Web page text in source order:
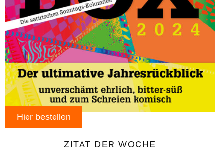
Hier bestellen
ZITAT DER WOCHE